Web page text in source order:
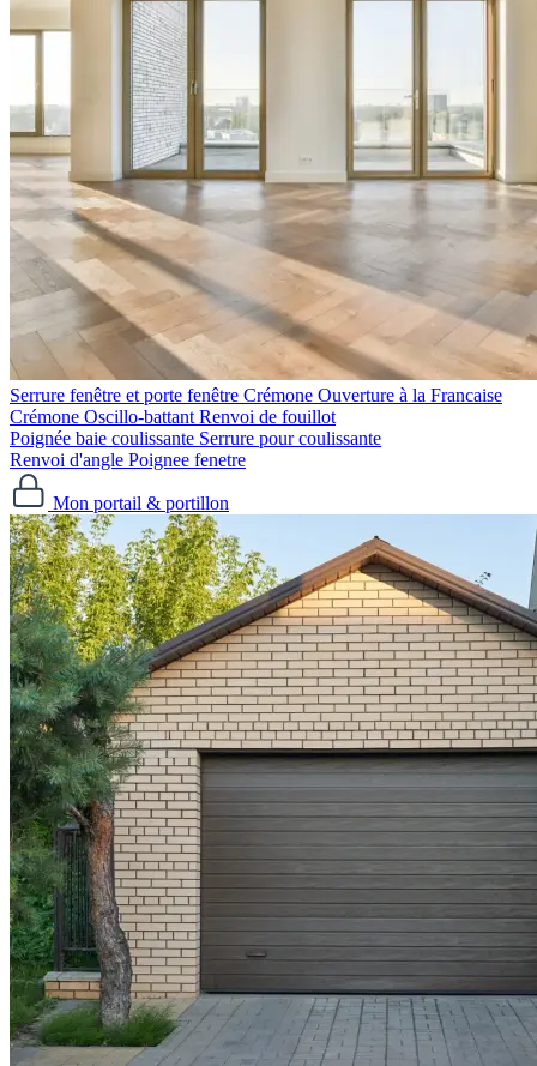
Serrure fenêtre et porte fenêtre
Crémone Ouverture à la Francaise
Crémone Oscillo-battant Renvoi de fouillot
Poignée baie coulissante Serrure pour coulissante
Renvoi d'angle Poignee fenetre
Mon portail & portillon